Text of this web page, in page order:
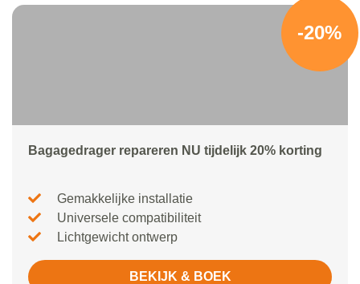
-20%
Bagagedrager repareren NU tijdelijk 20% korting
Gemakkelijke installatie
Universele compatibiliteit
Lichtgewicht ontwerp
BEKIJK & BOEK